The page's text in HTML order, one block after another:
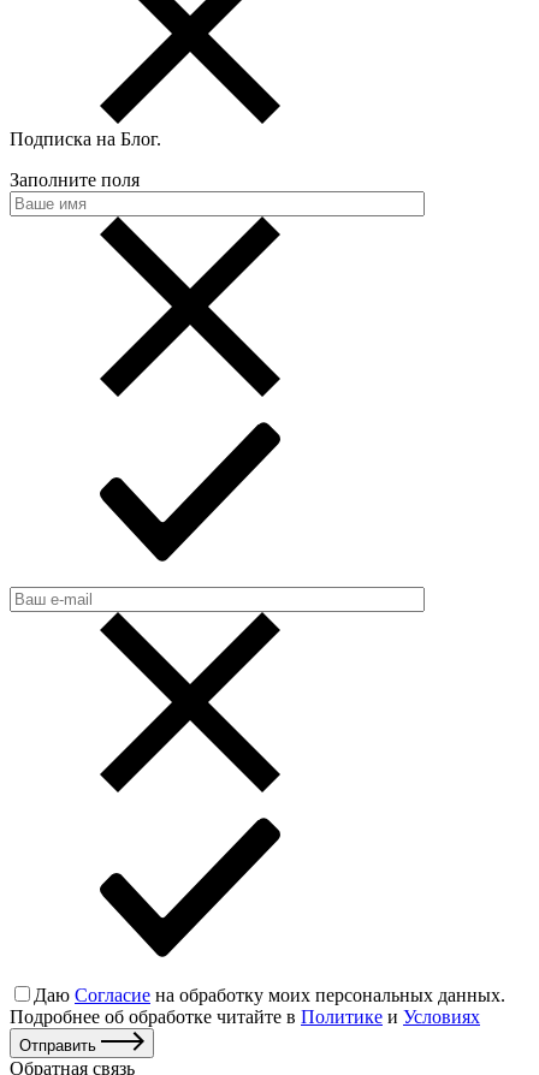
Подписка на Блог.
Заполните поля
Даю Согласие на обработку моих персональных данных.
Подробнее об обработке читайте в Политике и Условиях
Отправить
Обратная связь